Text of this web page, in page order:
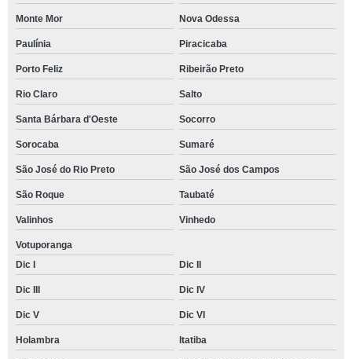
Monte Mor Nova Odessa
Paulínia Piracicaba
Porto Feliz Ribeirão Preto
Rio Claro Salto
Santa Bárbara d'Oeste Socorro
Sorocaba Sumaré
São José do Rio Preto São José dos Campos
São Roque Taubaté
Valinhos Vinhedo
Votuporanga
Dic I
Dic II
Dic III Dic IV
Dic V Dic VI
Holambra Itatiba